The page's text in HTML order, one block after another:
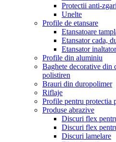
Protectii anti-
Unelte
Profile de etansare
Etansatoare
Etansator cada,
Etansator
Profile din aluminiu
Baghete decorative din
polistiren
Brauri din duropolimer
Riflaje
Profile pentru protectia
Produse abrazive
Discuri flex
Discuri flex
Discuri lamelare